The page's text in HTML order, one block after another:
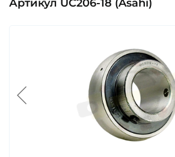
Артикул UC206-18 (Asahi)